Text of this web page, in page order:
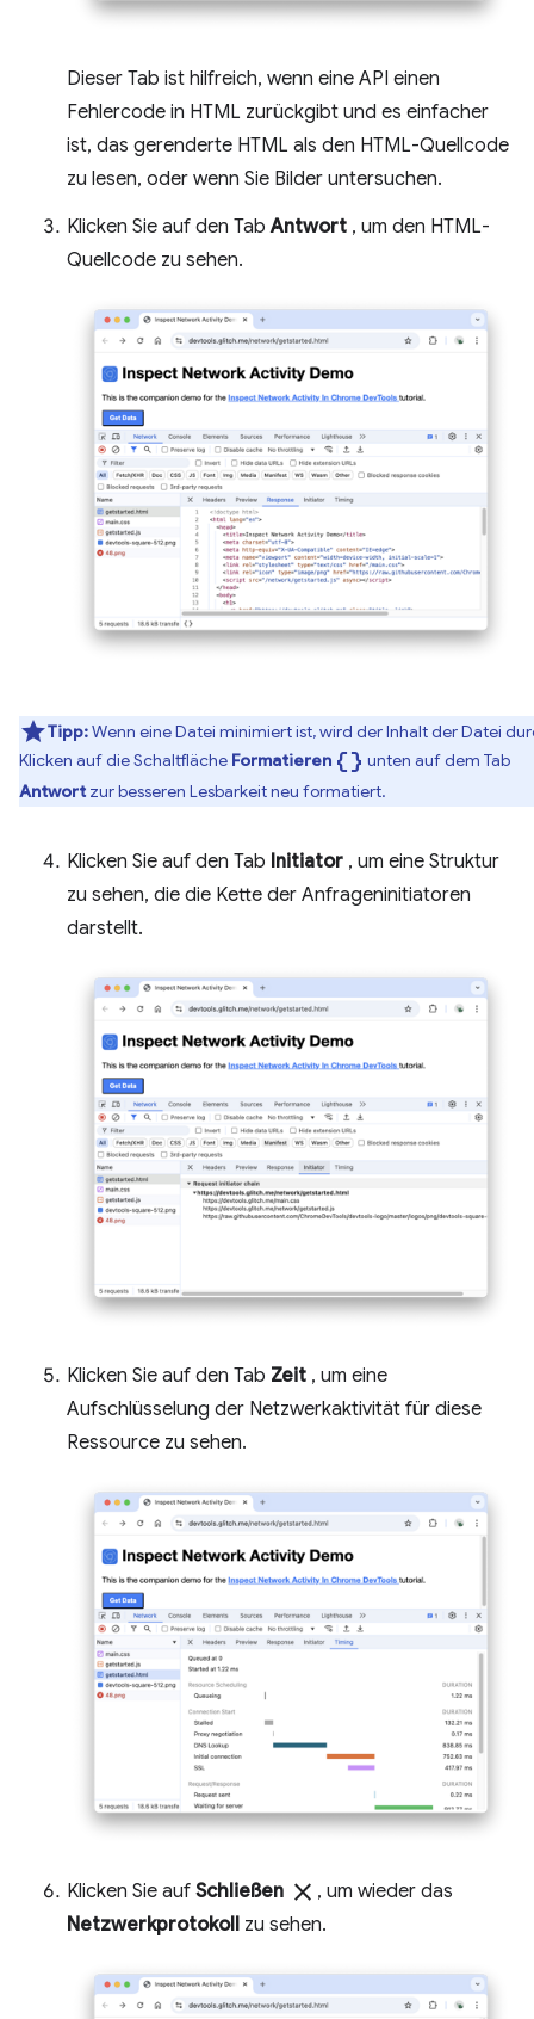
Dieser Tab ist hilfreich, wenn eine API einen
Fehlercode in HTML zurückgibt und es einfacher
ist, das gerenderte HTML als den HTML-Quellcode
zu lesen, oder wenn Sie Bilder untersuchen.
Klicken Sie auf den TabAntwort , um den HTML-
Quellcode zu sehen.
Tipp:Wenn eine Datei minimiert ist, wird der Inhalt der Datei
Klicken auf die Schaltfläche Formatieren data_object unten auf dem Tab
Antwort zur besseren Lesbarkeit neu formatiert.
Klicken Sie auf den Tab Initiator , um eine Struktur
zu sehen, die die Kette der Anfrageninitiatoren
darstellt.
Klicken Sie auf den Tab Zeit , um eine
Aufschlüsselung der Netzwerkaktivität für diese
Ressource zu sehen.
Klicken Sie auf Schließen close , um wieder das
Netzwerkprotokoll zu sehen.